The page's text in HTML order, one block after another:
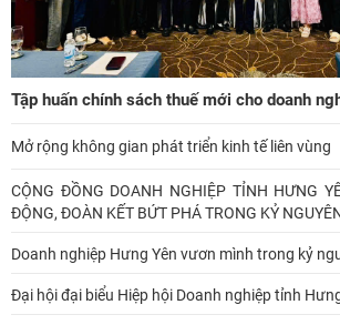
Tập huấn chính sách thuế mới cho doanh
Mở rộng không gian phát triển kinh tế liên vùng
CỘNG ĐỒNG DOANH NGHIỆP TỈNH HƯNG
ĐỘNG, ĐOÀN KẾT BỨT PHÁ TRONG KỶ
Doanh nghiệp Hưng Yên vươn mình trong kỷ
Đại hội đại biểu Hiệp hội Doanh nghiệp tỉnh